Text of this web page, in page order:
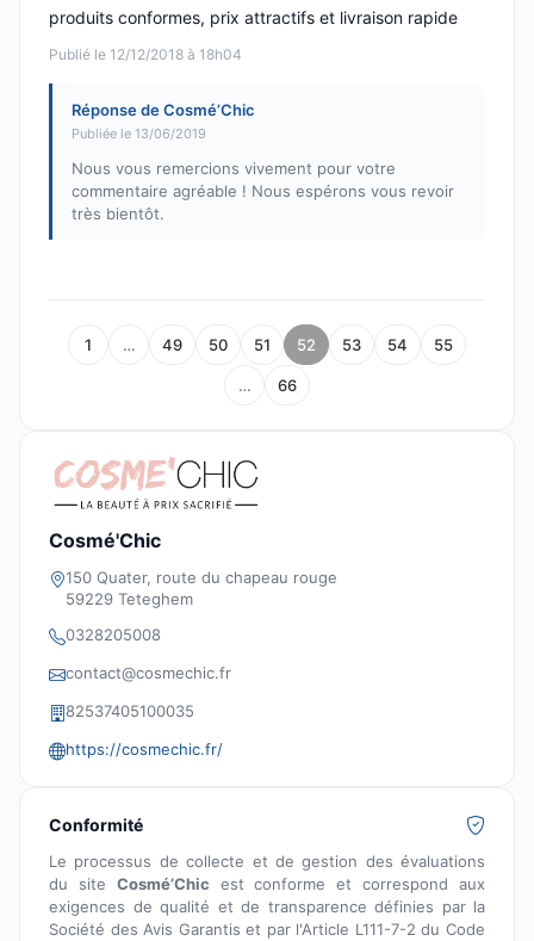
Publié le 12/12/2018 à 18h04
produits conformes, prix attractifs et livraison rapide
Réponse de Cosmé’Chic
Publiée le 13/06/2019
Nous vous remercions vivement pour votre
commentaire agréable ! Nous espérons vous revoir
très bientôt.
1 … 49 50 51 52 53 54 55
… 66
Cosmé'Chic
150 Quater, route du chapeau rouge
59229 Teteghem
0328205008
contact@cosmechic.fr
82537405100035
https://cosmechic.fr/
Conformité
Le processus de collecte et de gestion des évaluations
du site Cosmé’Chic est conforme et correspond aux
exigences de qualité et de transparence définies par la
Société des Avis Garantis et par l'Article L111-7-2 du Code